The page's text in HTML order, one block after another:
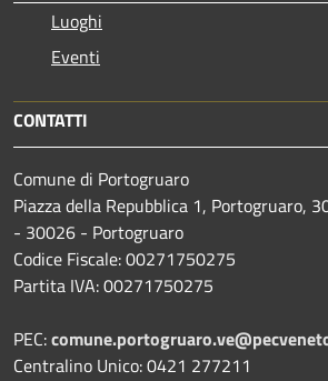
Luoghi
Eventi
CONTATTI
Comune di Portogruaro
Piazza della Repubblica 1, Portogruaro,
- 30026 - Portogruaro
Codice Fiscale: 00271750275
Partita IVA: 00271750275
PEC:
Centralino Unico: 0421 277211